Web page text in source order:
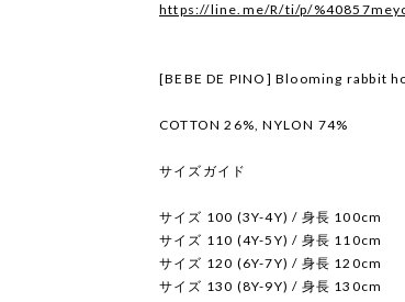
https://line.me/R/ti/p/
[BEBE DE PINO] Blooming rabbit
COTTON 26%, NYLON 74%
サイズガイド
サイズ 100 (3Y-4Y) / 身長 100cm
サイズ 110 (4Y-5Y) / 身長 110cm
サイズ 120 (6Y-7Y) / 身長 120cm
サイズ 130 (8Y-9Y) / 身長 130cm